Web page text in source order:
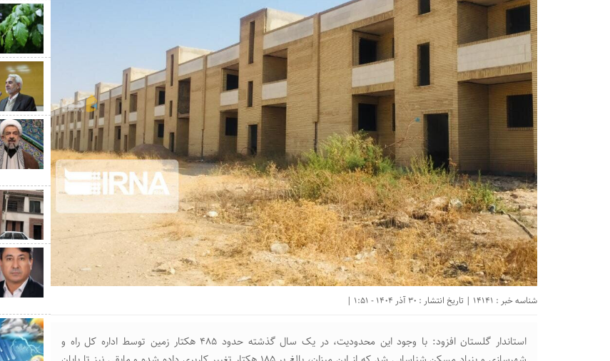
شناسه خبر : 14141 | تاریخ انتشار : 30 آذر 1404 - 1:51 |
استاندار گلستان افزود: با وجود این محدودیت، در یک سال گذشته حدود ۴۸۵ هکتار زمین توسط اداره کل راه و